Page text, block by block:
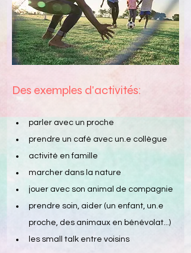
Des exemples d'activités:
parler avec un proche
prendre un café avec un.e collègue
activité en famille
marcher dans la nature
jouer avec son animal de compagnie
prendre soin, aider (un enfant, un.e
proche, des animaux en bénévolat...)
les small talk entre voisins